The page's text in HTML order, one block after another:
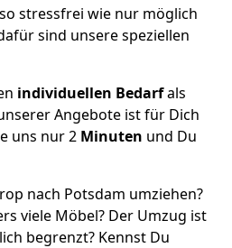
stressfrei wie nur möglich
sind unsere speziellen
individuellen Bedarfals
Angebote ist für Dich
uns nur 2 Minuten und Du
nach Potsdam umziehen?
viele Möbel? Der Umzug ist
begrenzt? Kennst Du